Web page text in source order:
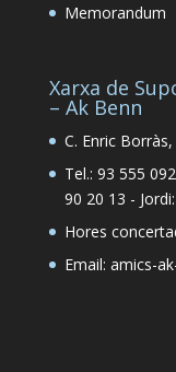
Memorandum
Xarxa de
– Ak Benn
C. Enric
Tel.: 93 555
90 20 13 -
Hores
Email: amics-